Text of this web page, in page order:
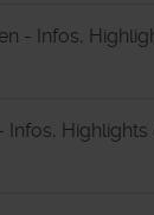
- Infos,
Infos, Highlights